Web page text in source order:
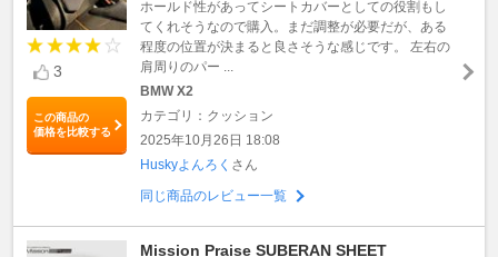
3
この商品の
価格を比較する
ホールド性があってシートカバーとしての役割もし
てくれそうなので購入。まだ調整が必要だが、ある
程度の位置が決まると良さそうな感じです。 左右の
肩周りのパー ...
BMW X2
カテゴリ：クッション
2025年10月26日 18:08
Huskyよんろく さん
同じ商品のレビュー一覧
Mission Praise SUBERAN SHEET